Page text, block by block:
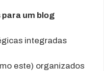
um blog
integradas
este) organizados